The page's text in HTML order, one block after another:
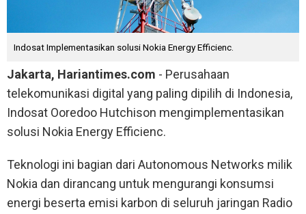
Indosat Implementasikan solusi Nokia Energy Efficienc.
Jakarta, Hariantimes.com - Perusahaan
telekomunikasi digital yang paling dipilih di Indonesia,
Indosat Ooredoo Hutchison mengimplementasikan
solusi Nokia Energy Efficienc.
Teknologi ini bagian dari Autonomous Networks milik
Nokia dan dirancang untuk mengurangi konsumsi
energi beserta emisi karbon di seluruh jaringan Radio